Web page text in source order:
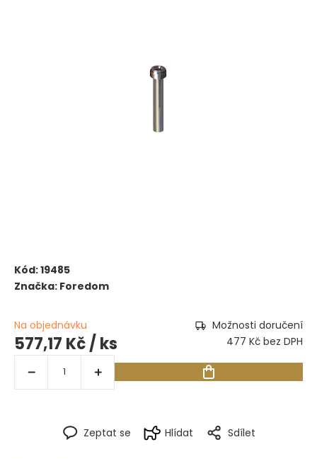
Kód:19485
Značka: Foredom
Zeptat se Hlídat Sdílet
Na objednávku Možnosti doručení
577,17 Kč/ ks 477 Kč bez DPH